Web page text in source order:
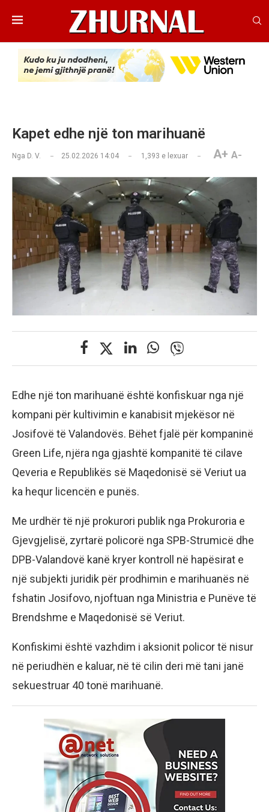
Kapet edhe një ton marihuanë
Nga D. V. 25.02.2026 14:04 1,393 e lexuar A+ A-
Edhe një ton marihuanë është konfiskuar nga një
kompani për kultivimin e kanabisit mjekësor në
Josifovë të Valandovës. Bëhet fjalë për kompaninë
Green Life, njëra nga gjashtë kompanitë të cilave
Qeveria e Republikës së Maqedonisë së Veriut ua
ka hequr licencën e punës.
Me urdhër të një prokurori publik nga Prokuroria e
Gjevgjelisë, zyrtarë policorë nga SPB-Strumicë dhe
DPB-Valandovë kanë kryer kontroll në hapësirat e
një subjekti juridik për prodhimin e marihuanës në
fshatin Josifovo, njoftuan nga Ministria e Punëve të
Brendshme e Maqedonisë së Veriut.
Konfiskimi është vazhdim i aksionit policor të nisur
në periudhën e kaluar, në të cilin deri më tani janë
sekuestruar 40 tonë marihuanë.